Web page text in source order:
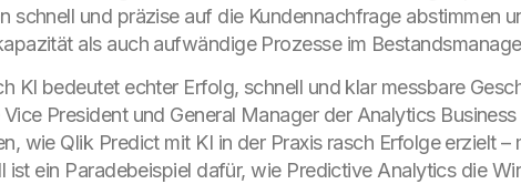
schnell und präzise auf die Kundennachfrage abstimmen
als auch aufwändige Prozesse im
KI bedeutet echter Erfolg, schnell und klar messbare
Vice President und General Manager der Analytics
wie Qlik Predict mit KI in der Praxis rasch Erfolge erzielt
ist ein Paradebeispiel dafür, wie Predictive Analytics die